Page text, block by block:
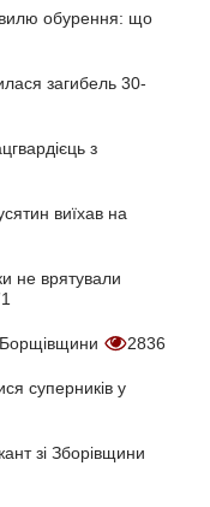
обурення: що
загибель 30-
з
виїхав на
не врятували
Борщівщини 2836
суперників у
зі Зборівщини